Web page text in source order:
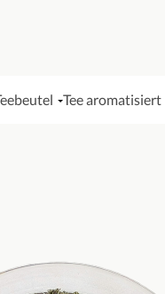
Tee aromatisiert